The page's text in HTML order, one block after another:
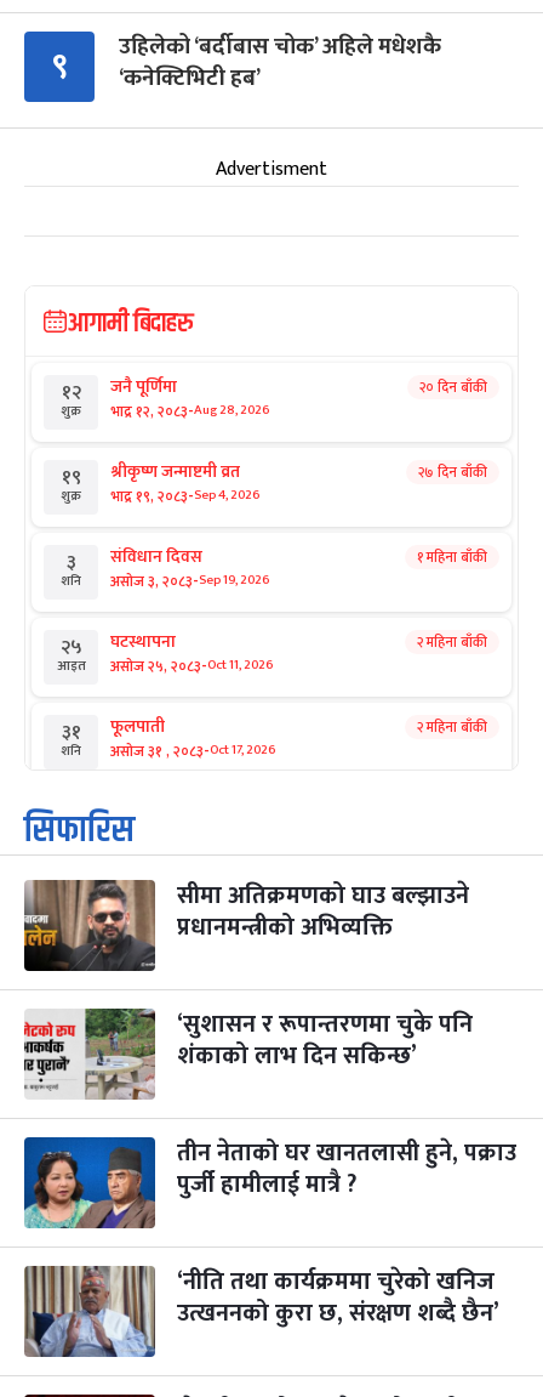
९
उहिलेको ‘बर्दीबास चोक’ अहिले मधेशकै
‘कनेक्टिभिटी हब’
Advertisment
आगामी बिदाहरु
१२
शुक्र
जनै पूर्णिमा
भाद्र १२, २०८३-Aug 28, 2026
२० दिन बाँकी
१९
शुक्र
श्रीकृष्ण जन्माष्टमी व्रत
भाद्र १९, २०८३-Sep 4, 2026
२७ दिन बाँकी
३
शनि
संविधान दिवस
असोज ३, २०८३-Sep 19, 2026
१ महिना बाँकी
२५
आइत
घटस्थापना
असोज २५, २०८३-Oct 11, 2026
२ महिना बाँकी
३१
शनि
फूलपाती
असोज ३१ , २०८३-Oct 17, 2026
२ महिना बाँकी
१
आइत
कार्तिक सङ्क्रान्ति
कार्तिक १, २०८३
३
मंगल
महानवमी
कार्तिक ३, २०८३-Oct 20, 2026
२ महिना बाँकी
४
बुध कार्तिक ४, २०८३
५ पापा‌ङ्कुशा एकादशी व्रत
कार्तिक ५, २०८३
२२
आइत
कुकुर तिहार
कार्तिक २२, २०८३-Nov 8, 2026
३ महिना बाँकी
२३
सोम
गाई पूजा
कार्तिक २३, २०८३ -
२४
मंगल
गोरुपुजा
कार्तिक २४, २०८३
३ महिना बाँकी
सिफारिस
सीमा अतिक्रमणको घाउ बल्झाउने
प्रधानमन्त्रीको अभिव्यक्ति
‘सुशासन र रूपान्तरणमा चुके पनि
शंकाको लाभ दिन सकिन्छ’
तीन नेताको घर खानतलासी हुने, पक्राउ
पुर्जी हामीलाई मात्रै ?
‘नीति तथा कार्यक्रममा चुरेको खनिज
उत्खननको कुरा छ, संरक्षण शब्दै छैन’